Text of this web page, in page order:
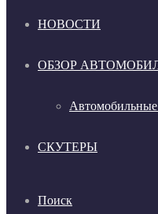
НОВОСТИ
ОБЗОР
СКУТЕРЫ
Поиск